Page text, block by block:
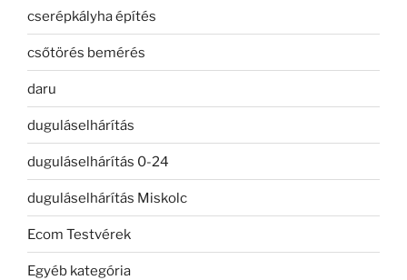
cserépkályha építés
csőtörés bemérés
daru
duguláselhárítás
duguláselhárítás 0-24
duguláselhárítás Miskolc
Ecom Testvérek
Egyéb kategória